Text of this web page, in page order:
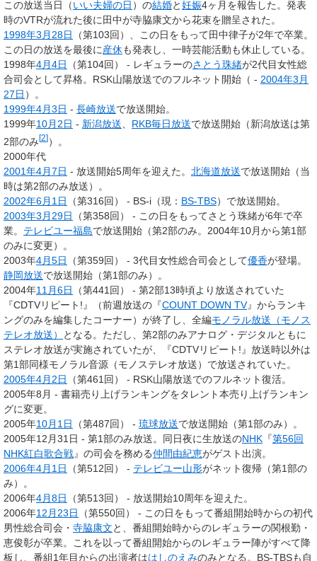
この放送当日（いい夫婦の日 ）の結婚と妊娠4ヶ月を報告した。発表
時のVTRが流れた後に田中が寺脇康文から花束を贈呈された。
1998年3月28日
（第103回）、この日をもって田中律子が2年で卒業。
この日の放送を最後に産休も発表し、一時芸能活動も休止している。
1998年4月4日 （第104回） - レギュラーのさとう珠緒が2代目女性総
合司会として昇格。RSK山陽放送でのフルネット開始（ - 2004年3月
27日 ）。
1999年4月3日 - 長崎放送で放送開始。
1999年10月2日 - 新潟放送、 RKB毎日放送で放送開始（新潟放送は第
2部のみ[2] ）。
2000年代
2001年4月7日 - 放送開始5周年を迎えた。 北海道放送で放送開始（当
時は第2部のみ放送）。
2002年6月1日 （第316回） - BS-i（現： BS-TBS）で放送開始。
2003年3月29日
（第358回） - この日をもってさとう珠緒が6年で卒
業。 テレビユー福島で放送開始（第2部のみ。2004年10月から第1部
のみに変更）。
2003年4月5日 （第359回） - 3代目女性総合司会として優香が登場。
静岡放送で放送開始（第1部のみ）。
2004年11月6日
（第441回） - 第2部13時頃より放送されていた
『CDTVリピート!』（前週放送の『COUNT DOWN TV』からランキ
ングのみを編集したコーナー）が終了し、全編モノラル放送（モノス
テレオ放送）
となる。ただし、第2部のみアナログ・デジタルともに
ステレオ放送が実施されていたが、『CDTVリピート!』放送時以外は
第1部同様モノラル音源（モノステレオ放送）で放送されていた。
2005年4月2日
（第461回） - RSK山陽放送でのフルネット復活。
2005年8月 - 書籍売り上げランキングをタレント本売り上げランキン
グに変更。
2005年10月1日 （第487回） - 琉球放送で放送開始（第1部のみ）。
2005年12月31日 - 第1部のみ放送。同日夜に生放送のNHK 『第56回
NHK紅白歌合戦』の司会を務める仲間由紀恵がゲスト出演。
2006年4月1日 （第512回） - テレビユー山形がネット復帰（第1部の
み）。
2006年4月8日
（第513回） - 放送開始10周年を迎えた。
2006年12月23日
（第550回） - この日をもって番組開始時からの初代
男性総合司会・ 寺脇康文と、番組開始時からのレギュラーの関根勤・
恵俊彰が卒業。これを以って番組開始からのレギュラー陣がすべて降
板し、番組1年目からの出演者ははしのえみのみとなる。BS-TBSも自